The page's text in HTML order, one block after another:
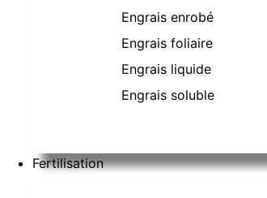
Engrais enrobé
Engrais foliaire
Engrais liquide
Engrais soluble
Fertilisation